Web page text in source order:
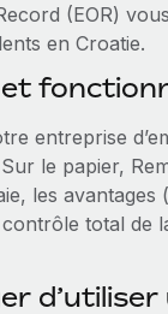
(EOR)
en Croatie.
et
entreprise
le papier,
les
total de